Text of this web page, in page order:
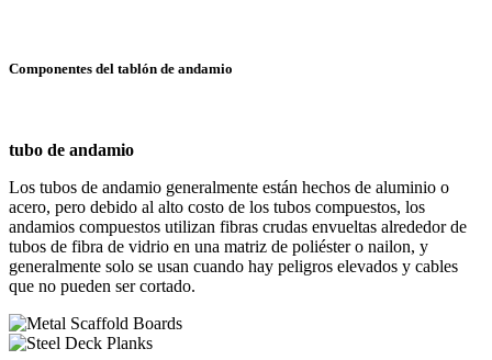
Componentes del tablón de andamio
tubo de andamio
Los tubos de andamio generalmente están hechos de aluminio o
acero, pero debido al alto costo de los tubos compuestos, los
andamios compuestos utilizan fibras crudas envueltas alrededor de
tubos de fibra de vidrio en una matriz de poliéster o nailon, y
generalmente solo se usan cuando hay peligros elevados y cables
que no pueden ser cortado.